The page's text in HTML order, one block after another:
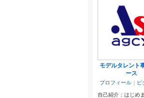
モデルタレント
ース
プロフィール ｜ ピ
自己紹介：はじめ